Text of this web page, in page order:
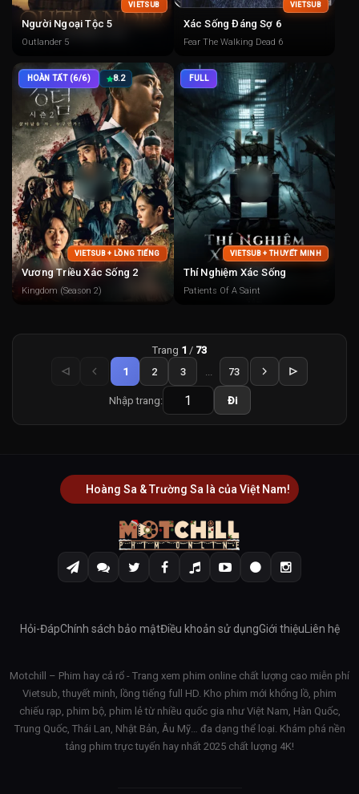
VIETSUB
Người Ngoại Tộc 5
Outlander 5
VIETSUB
Xác Sống Đáng Sợ 6
Fear The Walking Dead 6
HOÀN TẤT (6/6) 8.2
VIETSUB + LỒNG TIẾNG
Vương Triều Xác Sống 2
Kingdom (Season 2)
FULL
VIETSUB + THUYẾT MINH
Thí Nghiệm Xác Sống
Patients Of A Saint
Trang 1 / 73
1
2 3 73
Nhập trang: Đi
Hoàng Sa & Trường Sa là của Việt Nam!
Hỏi-ĐápChính sách bảo mậtĐiều khoản sử dụngGiới thiệuLiên hệ
Motchill – Phim hay cả rổ - Trang xem phim online chất lượng cao miễn phí
Vietsub, thuyết minh, lồng tiếng full HD. Kho phim mới khổng lồ, phim
chiếu rạp, phim bộ, phim lẻ từ nhiều quốc gia như Việt Nam, Hàn Quốc,
Trung Quốc, Thái Lan, Nhật Bản, Âu Mỹ… đa dạng thể loại. Khám phá nền
tảng phim trực tuyến hay nhất 2025 chất lượng 4K!